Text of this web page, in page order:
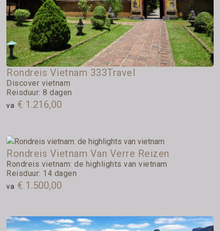
Rondreis Vietnam 333Travel
Discover vietnam
Reisduur: 8 dagen
va € 1.216,00
Rondreis Vietnam Van Verre Reizen
Rondreis vietnam: de highlights van vietnam
Reisduur: 14 dagen
va € 1.500,00